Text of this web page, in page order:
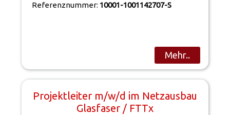
Referenznummer: 10001-1001142707-S
Mehr..
Projektleiter m/w/d im Netzausbau
Glasfaser / FTTx